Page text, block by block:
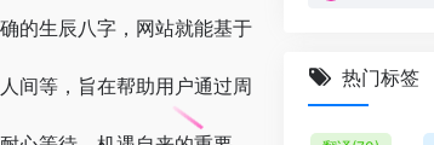
的生辰八字，网站就能基于
间等，旨在帮助用户通过周
热门标签